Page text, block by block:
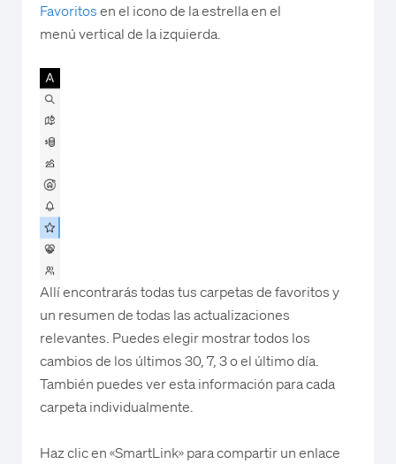
Favoritosen el icono de la estrella en el
menú vertical de la izquierda.
Allí encontrarás todas tus carpetas de favoritos y
un resumen de todas las actualizaciones
relevantes. Puedes elegir mostrar todos los
cambios de los últimos 30, 7, 3 o el último día.
También puedes ver esta información para cada
carpeta individualmente.
Haz clic en «SmartLink» para compartir un enlace